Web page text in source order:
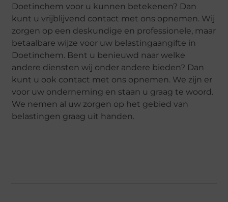
Doetinchem voor u kunnen betekenen? Dan
kunt u vrijblijvend contact met ons opnemen. Wij
zorgen op een deskundige en professionele, maar
betaalbare wijze voor uw belastingaangifte in
Doetinchem. Bent u benieuwd naar welke
andere diensten wij onder andere bieden? Dan
kunt u ook contact met ons opnemen. We zijn er
voor uw onderneming en staan u graag te woord.
We nemen al uw zorgen op het gebied van
belastingen graag uit handen.